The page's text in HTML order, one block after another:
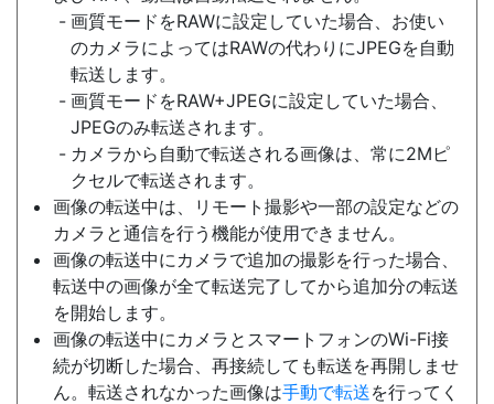
画質モードをRAWに設定していた場合、お使い
のカメラによってはRAWの代わりにJPEGを自動
転送します。
画質モードをRAW+JPEGに設定していた場合、
JPEGのみ転送されます。
カメラから自動で転送される画像は、常に2Mピ
クセルで転送されます。
画像の転送中は、リモート撮影や一部の設定などの
カメラと通信を行う機能が使用できません。
画像の転送中にカメラで追加の撮影を行った場合、
転送中の画像が全て転送完了してから追加分の転送
を開始します。
画像の転送中にカメラとスマートフォンのWi-Fi接
続が切断した場合、再接続しても転送を再開しませ
ん。転送されなかった画像は手動で転送を行ってく